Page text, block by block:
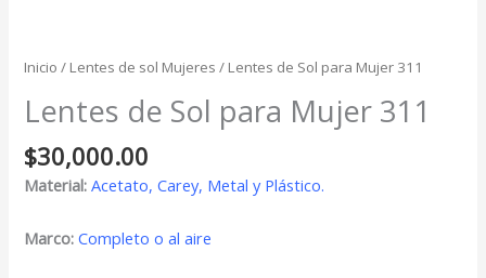
Inicio / Lentes de sol Mujeres / Lentes de Sol para Mujer 311
Lentes de Sol para Mujer 311
$30,000.00
Material: Acetato, Carey, Metal y Plástico.
Marco: Completo o al aire